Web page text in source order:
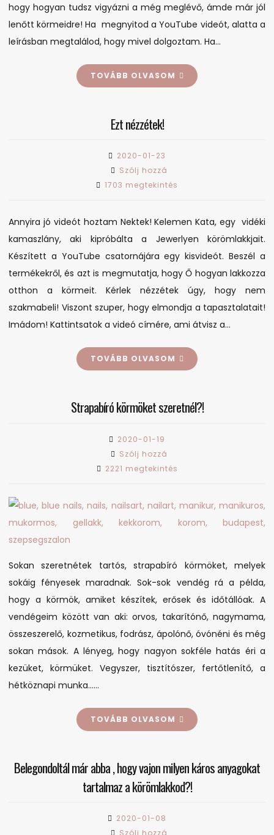
hogy hogyan tudsz vigyázni a még meglévő, ámde már jól
lenőtt körmeidre! Ha megnyitod a YouTube videót, alatta a
leírásban megtalálod, hogy mivel dolgoztam. Ha…
TOVÁBB OLVASOM
Ezt nézzétek!
2020-01-23
Szólj hozzá
Ezt
1703 megtekintés
Annyira jó videót hoztam Nektek! Kelemen Kata, egy vidéki
kamaszlány, aki kipróbálta a Jewerlyen körömlakkjait.
Készített a YouTube csatornájára egy kisvideót. Beszél a
termékekről, és azt is megmutatja, hogy Ő hogyan lakkozza
otthon a körmeit. Kérlek nézzétek úgy, hogy nem
szakmabeli! Viszont szuper, hogy elmondja a tapasztalatait!
Imádom! Kattintsatok a videó címére, ami átvisz a…
TOVÁBB OLVASOM
Strapabíró körmöket szeretnél?!
2020-01-19
Szólj hozzá
Strapabíró
2221 megtekintés
Sokan szeretnétek tartós, strapabíró körmöket, melyek
sokáig fényesek maradnak. Sok-sok vendég rá a példa,
hogy a körmök, amiket készítek, erősek és időtállóak. A
vendégeim között van aki: orvos, takarítónő, nagymama,
összeszerelő, kozmetikus, fodrász, ápolónő, óvónéni és még
sokan mások. A lényeg, hogy nagyon sokféle hatás éri a
kezüket, körmüket. Vegyszer, tisztítószer, fertőtlenítő, a
hétköznapi munka……
TOVÁBB OLVASOM
Belegondoltál már abba , hogy vajon milyen káros anyagokat
tartalmaz a körömlakkod?!
2020-01-08